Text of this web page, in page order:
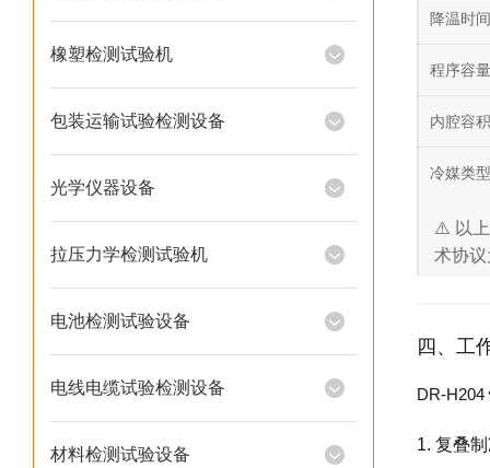
橡塑检测试验机
包装运输试验检测设备
光学仪器设备
拉压力学检测试验机
电池检测试验设备
电线电缆试验检测设备
材料检测试验设备
降温时间
程序容量
内腔容积
冷媒类型
⚠️ 以上
术协
四、工
DR-
1. 复叠